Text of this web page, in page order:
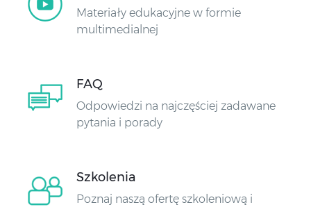
Materiały edukacyjne w formie
multimedialnej
FAQ
Odpowiedzi na najczęściej zadawane
pytania i porady
Szkolenia
Poznaj naszą ofertę szkoleniową i